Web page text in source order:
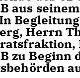
aus
Herrn
zu Beginn